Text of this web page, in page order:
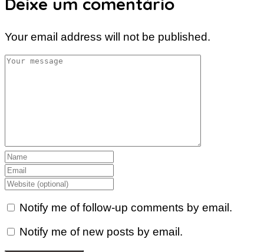
Your email address will not be published.
Notify me of follow-up comments by email.
Notify me of new posts by email.